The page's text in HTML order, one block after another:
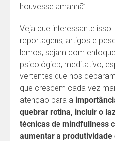
houvesse amanhã”.
Veja que interessante
reportagens, artigos e
lemos, sejam com
psicológico, meditativo,
vertentes que nos
que crescem cada vez
atenção para a
quebrar rotina, incluir o
técnicas de mindfullness
aumentar a produtividade